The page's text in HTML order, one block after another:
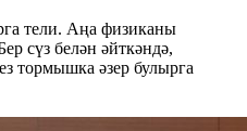
тели. Аңа физиканы
сүз белән әйткәндә,
тормышка әзер булырга